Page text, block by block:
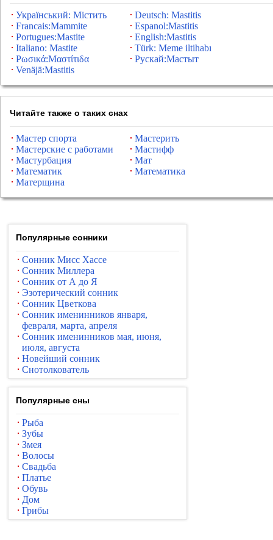
Український: Містить
Deutsch: Mastitis
Francais:Mammite
Espanol:Mastitis
Portugues:Mastite
English:Mastitis
Italiano: Mastite
Türk: Meme iltihabı
Ρωσικά:Μαστίτιδα
Рускай:Мастыт
Venäjä:Mastitis
Читайте также о таких снах
Мастер спорта
Мастерить
Мастерские с работами
Мастифф
Мастурбация
Мат
Математик
Математика
Матерщина
Популярные сонники
Сонник Мисс Хассе
Сонник Миллера
Сонник от А до Я
Эзотерический сонник
Сонник Цветкова
Сонник именинников января,
февраля, марта, апреля
Сонник именинников мая, июня,
июля, августа
Новейший сонник
Снотолкователь
Популярные сны
Рыба
Зубы
Змея
Волосы
Свадьба
Платье
Обувь
Дом
Грибы